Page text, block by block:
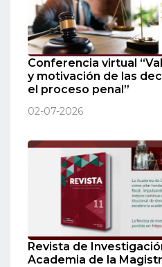
Conferencia virtual
y motivación de las
el proceso penal”
02-07-2026
Revista de
Academia de la